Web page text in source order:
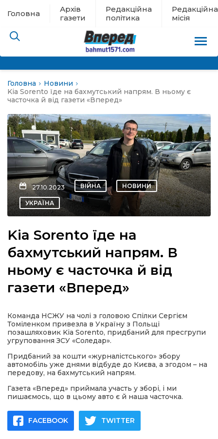
Головна
Архів
газети
Редакційна
політика
Редакційна
місія
евакуації
новини
політика
місія
Головна
Новини
Kia Sorento їде на бахмутський напрям. В ньому є
часточка й від газети «Вперед»
27.10.2023 ВІЙНА НОВИНИ
УКРАЇНА
Kia Sorento їде на
бахмутський напрям. В
ньому є часточка й від
газети «Вперед»
Команда НСЖУ на чолі з головою Спілки Сергієм
Томіленком привезла в Україну з Польщі
позашляховик Kia Sorento, придбаний для пресгрупи
угруповання ЗСУ «Соледар».
Придбаний за кошти «журналістського» збору
автомобіль уже днями відбуде до Києва, а згодом – на
передову, на бахмутський напрям.
Газета «Вперед» приймала участь у зборі, і ми
пишаємось, що в цьому авто є й наша часточка.
FACEBOOK TWITTER